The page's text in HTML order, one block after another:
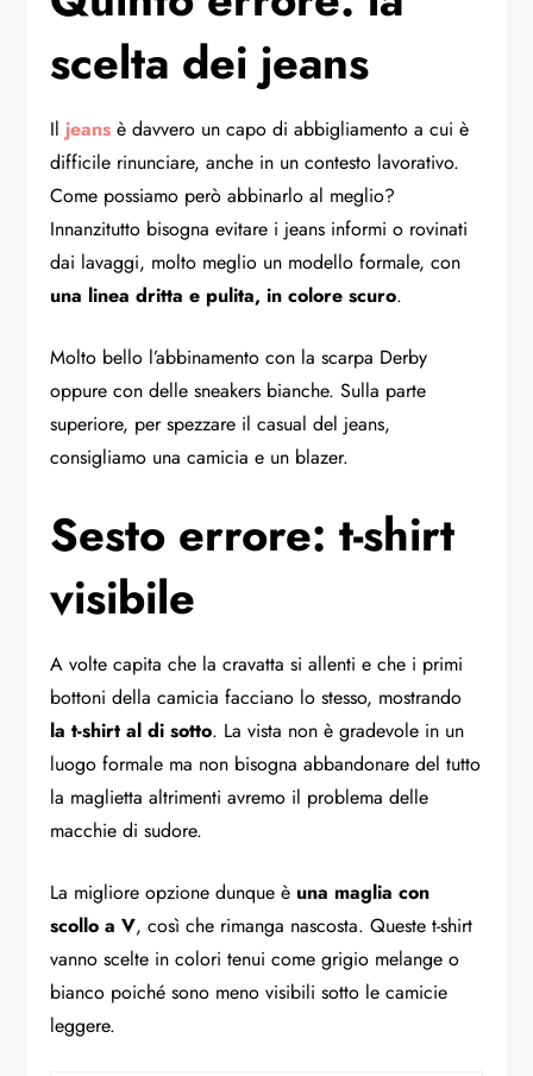
scelta dei jeans
Il jeans è davvero un capo di abbigliamento a cui è
difficile rinunciare, anche in un contesto lavorativo.
Come possiamo però abbinarlo al meglio?
Innanzitutto bisogna evitare i jeans informi o rovinati
dai lavaggi, molto meglio un modello formale, con
una linea dritta e pulita, in colore scuro.
Molto bello l’abbinamento con la scarpa Derby
oppure con delle sneakers bianche. Sulla parte
superiore, per spezzare il casual del jeans,
consigliamo una camicia e un blazer.
Sesto errore: t-shirt
visibile
A volte capita che la cravatta si allenti e che i primi
bottoni della camicia facciano lo stesso, mostrando
la t-shirt al di sotto. La vista non è gradevole in un
luogo formale ma non bisogna abbandonare del tutto
la maglietta altrimenti avremo il problema delle
macchie di sudore.
La migliore opzione dunque è una maglia con
scollo a V, così che rimanga nascosta. Queste t-shirt
vanno scelte in colori tenui come grigio melange o
bianco poiché sono meno visibili sotto le camicie
leggere.